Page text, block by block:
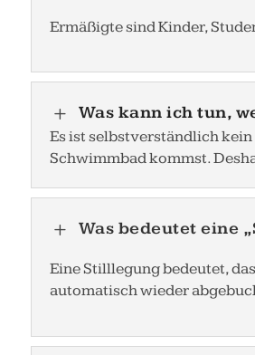
Ermäßigte sind Kinder,
L Was kann ich tun,
Es ist selbstverständlich
Schwimmbad kommst.
L Was bedeutet eine
Eine Stilllegung bedeutet,
automatisch wieder